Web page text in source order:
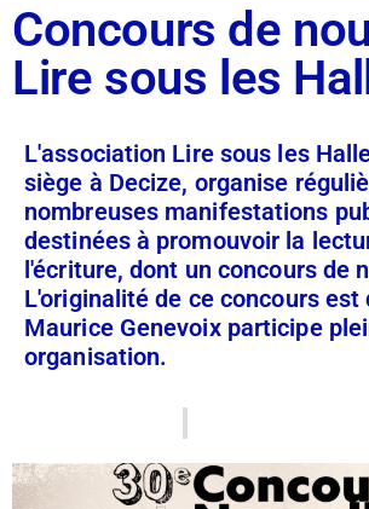
Concours de
Lire sous les
L'association Lire sous les
siège à Decize, organise
nombreuses manifestations
destinées à promouvoir la
l'écriture, dont un concours de
L'originalité de ce concours est
Maurice Genevoix participe
organisation.